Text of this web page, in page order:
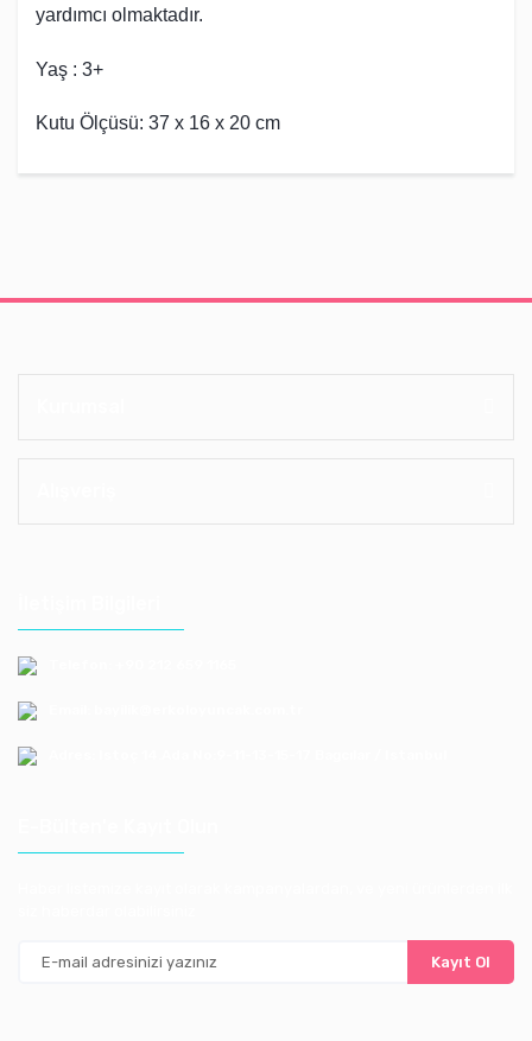
yardımcı olmaktadır.
Yaş : 3+
Kutu Ölçüsü: 37 x 16 x 20 cm
Kayıt Ol